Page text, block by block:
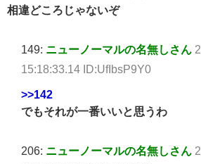
相違どころじゃないぞ
149: ニューノーマルの名無しさん
15:18:33.14 ID:UfIbsP9Y0
>>142
でもそれが一番いいと思うわ
206: ニューノーマルの名無しさん